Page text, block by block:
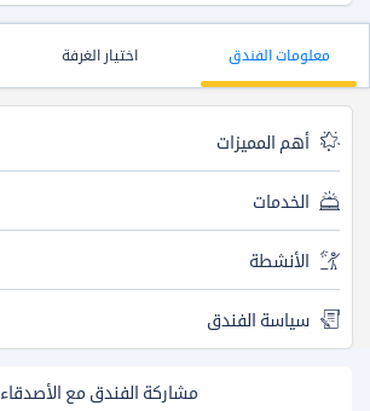
معلومات الفندق اختيار الغرفة
أهم المميزات
الخدمات
الأنشطة
سياسة الفندق
مشاركة الفندق مع الأصدقاء